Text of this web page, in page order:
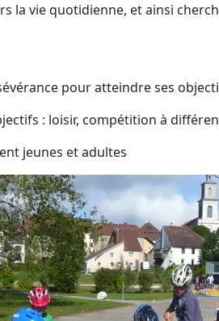
vie quotidienne, et ainsi
pour atteindre ses
: loisir, compétition à
jeunes et adultes